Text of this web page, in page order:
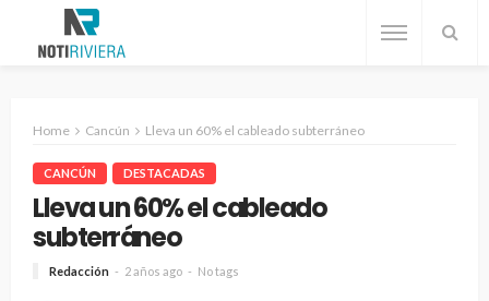
Home Cancún Lleva un 60% el cableado subterráneo
CANCÚN DESTACADAS
Lleva un 60% el cableado
subterráneo
Redacción 2 años ago No tags